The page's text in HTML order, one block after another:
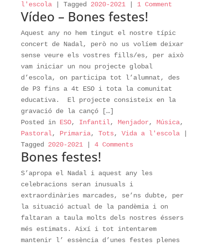
l'escola
Tagged 2020-2021 1 Comment
Vídeo – Bones festes!
Aquest any no hem tingut el nostre típic
concert de Nadal, però no us volíem deixar
sense veure els vostres fills/es, per això
vam iniciar un nou projecte global
d’escola, on participa tot l’alumnat, des
de P3 fins a 4t ESO i tota la comunitat
educativa. El projecte consisteix en la
gravació de la cançó […]
Posted in ESO, Infantil, Menjador, Música,
Pastoral, Primaria, Tots, Vida a l'escola
Tagged
2020-2021 4 Comments
Bones festes!
S’apropa el Nadal i aquest any les
celebracions seran inusuals i
extraordinàries marcades, se’ns dubte, per
la situació actual de la pandèmia i on
faltaran a taula molts dels nostres éssers
més estimats. Així i tot intentarem
mantenir l’ essència d’unes festes plenes